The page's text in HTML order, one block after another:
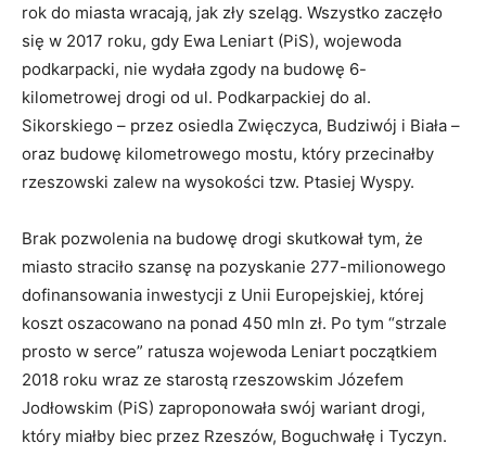
rok do miasta wracają, jak zły szeląg. Wszystko zaczęło
się w 2017 roku, gdy Ewa Leniart (PiS), wojewoda
podkarpacki, nie wydała zgody na budowę 6-
kilometrowej drogi od ul. Podkarpackiej do al.
Sikorskiego – przez osiedla Zwięczyca, Budziwój i Biała –
oraz budowę kilometrowego mostu, który przecinałby
rzeszowski zalew na wysokości tzw. Ptasiej Wyspy.
Brak pozwolenia na budowę drogi skutkował tym, że
miasto straciło szansę na pozyskanie 277-milionowego
dofinansowania inwestycji z Unii Europejskiej, której
koszt oszacowano na ponad 450 mln zł. Po tym “strzale
prosto w serce” ratusza wojewoda Leniart początkiem
2018 roku wraz ze starostą rzeszowskim Józefem
Jodłowskim (PiS) zaproponowała swój wariant drogi,
który miałby biec przez Rzeszów, Boguchwałę i Tyczyn.